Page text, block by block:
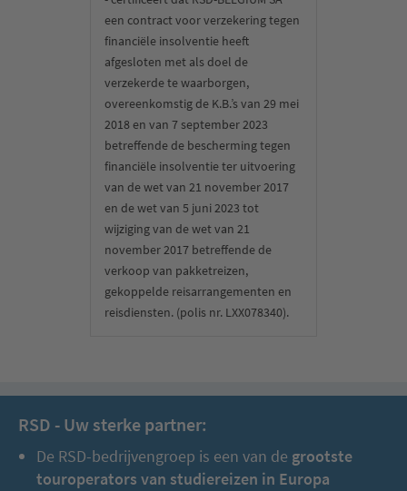
Vandaag gaan we met een panoramarit op weg naar het
ongerepte deel van Noord-Cyprus, richting Karpaz. Eerst komen
we voorbij aan het schilderachtige vissersdorpje Dipkarpaz en
rijden dan door naar het fascinerende Klooster St-Andreas
(toegang inbegrepen). Dit werd toegewijd aan de Apostel
Andreas en geldt als een van de belangrijkste
bedevaartplaatsen van het eiland. Daarna komen we aan bij de
Golden Beach, vast en zeker het mooiste strand van Cyprus. Met
EU.
4e dag:
een contract voor verzekering tegen
financiële insolventie heeft
afgesloten met als doel de
verzekerde te waarborgen,
overeenkomstig de K.B.’s van 29 mei
2018 en van 7 september 2023
betreffende de bescherming tegen
financiële insolventie ter uitvoering
van de wet van 21 november 2017
en de wet van 5 juni 2023 tot
wijziging van de wet van 21
november 2017 betreffende de
verkoop van pakketreizen,
gekoppelde reisarrangementen en
reisdiensten. (polis nr. LXX078340).
RSD - Uw sterke partner:
De RSD-bedrijvengroep is een van de grootste
touroperators van studiereizen in Europa